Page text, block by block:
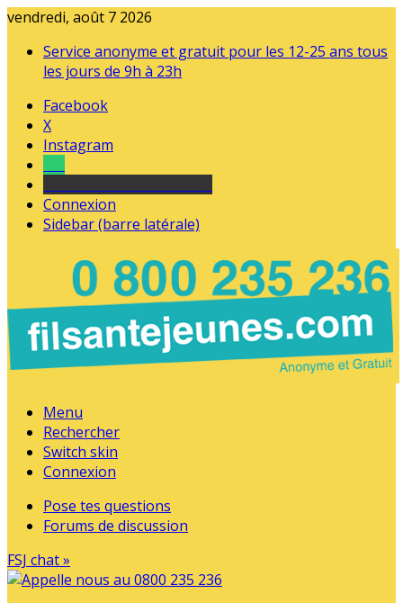
vendredi, août 7 2026
Service anonyme et gratuit pour les 12-25 ans tous
les jours de 9h à 23h
Facebook
X
Instagram
Connexion
Sidebar (barre latérale)
Menu
Rechercher
Switch skin
Connexion
Pose tes questions
Forums de discussion
FSJ chat »